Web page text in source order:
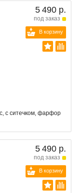
5 490 р.
под заказ
В корзину
с ситечком, фарфор
5 490 р.
под заказ
В корзину